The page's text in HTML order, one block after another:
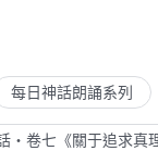
每日神話朗誦系列
・卷七《關于追求真